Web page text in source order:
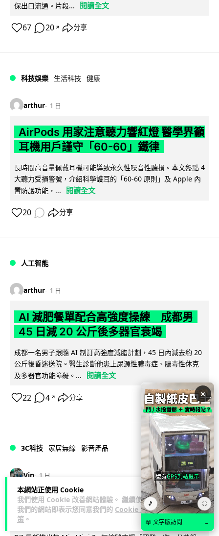
本網站正使用 Cookie
我們使用 Cookie 改善網站體驗。 繼續使用
我們的網站即表示您同意我們的 Cookie 政
策 。
保出口流通。片段...
閱讀全文
67 20 ↗ 分享
科技娛樂 生活科技 健康
arthur 1 日
AirPods 用家注意聽力響紅燈 醫學界籲
耳機用戶謹守「60-60」鐵律
長時間高音量佩戴耳機可能導致永久性噪音性聽損。本文盤點 4
大聽力受損警號，介紹科學護耳的「60-60 原則」及 Apple 內
置防護功能，...
閱讀全文
20 分享
人工智能
arthur 1 日
AI 減肥餐單配合高強度操練 成都男
45 日減 20 公斤後多器官衰竭
成都一名男子跟隨 AI 制訂高強度減脂計劃，45 日內減去約 20
公斤後昏迷送院。醫生診斷他患上尿源性膿毒症、膿毒性休克
及多器官功能障礙。...
閱讀全文
22 4 ↗ 分享
3C科技 家居無線 影音產品
Vin 1 日
DJI Mic Mini 2s 實測 四發一收同步獨
立錄音 32-bit 防爆咪拍片必備
×
🎵 ⛶
📖 文字版訪問 →